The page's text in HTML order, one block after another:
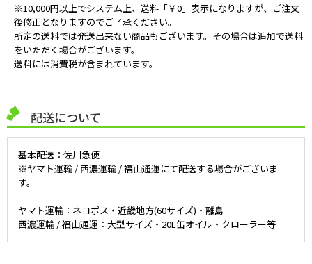
※10,000円以上でシステム上、送料「￥0」表示になりますが、ご注文
後修正となりますのでご了承ください。
所定の送料では発送出来ない商品もございます。その場合は追加で送料
をいただく場合がございます。
送料には消費税が含まれています。
配送について
基本配送：佐川急便
※ヤマト運輸 / 西濃運輸 / 福山通運にて配送する場合がございま
す。
ヤマト運輸：ネコポス・近畿地方(60サイズ)・離島
西濃運輸 / 福山通運：大型サイズ・20L缶オイル・クローラー等